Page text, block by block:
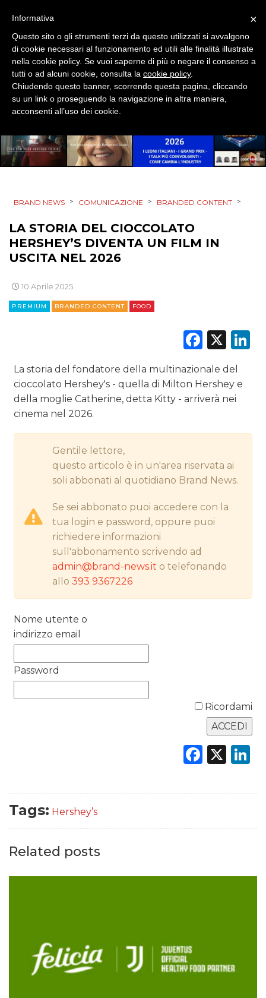
MOBILE
PROMOZIONI
PUNTI VENDITA
STRATEGIE
CINEMA
DIGITALE
RADIO / AUDIO
TV
RICERCHE
PREVISIONI/SCENARI
NORMATIVE
CASE HISTORY
BRAND NEWS > COMUNICAZIONE > BRANDED CONTENT >
LA STORIA DEL CIOCCOLATO
HERSHEY’S DIVENTA UN FILM IN
USCITA NEL 2026
10 Aprile 2025
PREMIUM BRANDED CONTENT FOOD
X
La storia del fondatore della multinazionale del
cioccolato Hershey's - quella di Milton Hershey e
della moglie Catherine, detta Kitty - arriverà nei
cinema nel 2026.
Gentile lettore,
questo articolo è in un'area riservata ai
soli abbonati al quotidiano Brand News.
Se sei abbonato puoi accedere con la
tua login e password, oppure puoi
richiedere informazioni
sull'abbonamento scrivendo ad
admin@brand-news.it o telefonando
allo393 9367226
Nome utente o
indirizzo email
Password
Ricordami
X
Tags: Hershey’s
Related posts
×
Informativa
Questo sito o gli strumenti terzi da questo utilizzati si avvalgono
di cookie necessari al funzionamento ed utili alle finalità illustrate
nella cookie policy. Se vuoi saperne di più o negare il consenso a
tutti o ad alcuni cookie, consulta la cookie policy.
Chiudendo questo banner, scorrendo questa pagina, cliccando
su un link o proseguendo la navigazione in altra maniera,
acconsenti all’uso dei cookie.